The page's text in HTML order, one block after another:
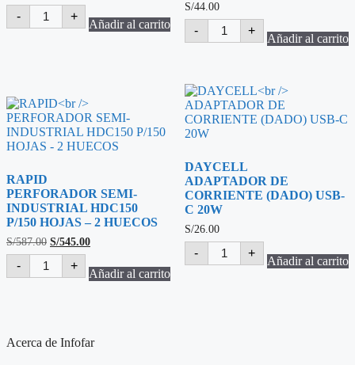
-
EVE
PILA
D
3.6V
19Ah
cantidad
+
Añadir al carrito
S/44.00
-
MAX-
PLUS
-
CONO
X
50
UNID.
4.7GB
-
4X
cantidad
+
Añadir al carrito
RAPID
PERFORADOR SEMI-
INDUSTRIAL HDC150
P/150 HOJAS – 2 HUECOS
S/587.00 El
precio
original
era:
S/545.00El
actual
es:
-
RAPID
PERFORADOR
HOJAS
-
+
Añadir al carrito
DAYCELL
ADAPTADOR DE
CORRIENTE (DADO) USB-
C 20W
S/26.00
-
DAYCELL
ADAPTADOR
+
Añadir al carrito
Acerca de Infofar